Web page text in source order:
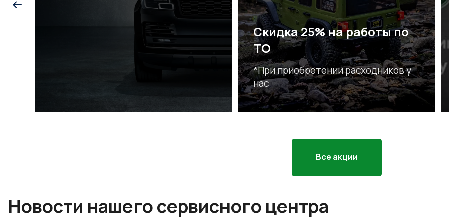
Скидка 25% на работы по
ТО
*При приобретении расходников у
нас
Все акции
Новости нашего сервисного центра